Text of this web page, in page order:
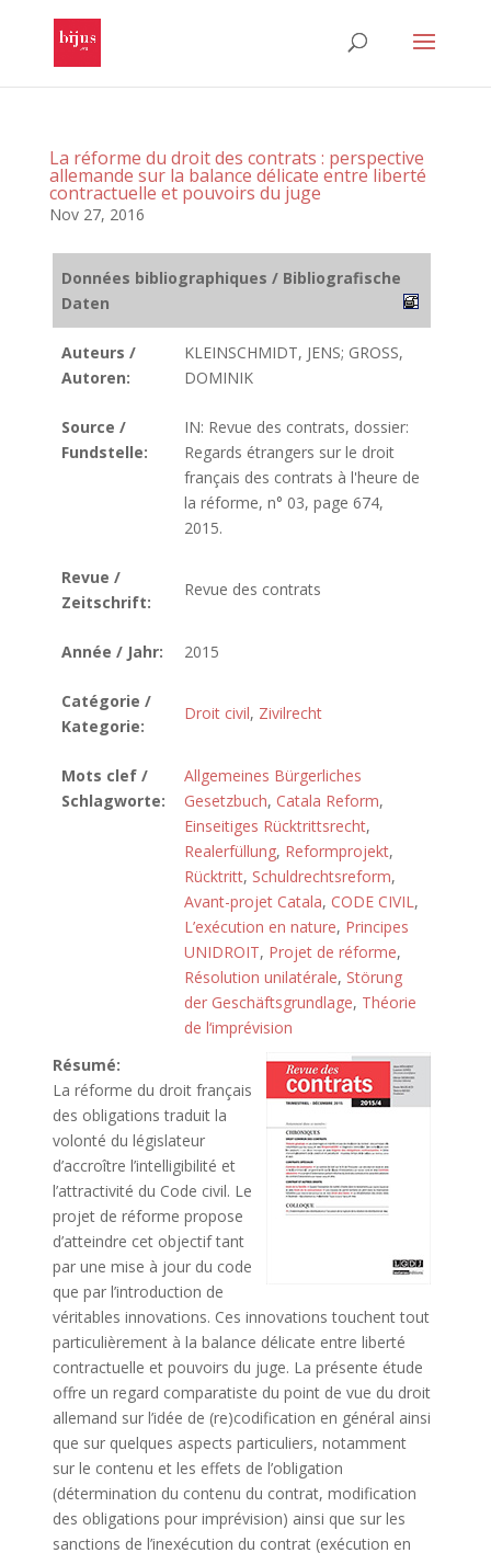
La réforme du droit des contrats : perspective
allemande sur la balance délicate entre liberté
contractuelle et pouvoirs du juge
Nov 27, 2016
Données bibliographiques / Bibliografische
Daten
Auteurs /
Autoren:
KLEINSCHMIDT, JENS; GROSS,
DOMINIK
Source /
Fundstelle:
IN: Revue des contrats, dossier:
Regards étrangers sur le droit
français des contrats à l'heure de
la réforme, n° 03, page 674,
2015.
Revue /
Zeitschrift:
Revue des contrats
Année / Jahr: 2015
Catégorie /
Kategorie:
Droit civil, Zivilrecht
Mots clef /
Schlagworte:
Allgemeines Bürgerliches
Gesetzbuch, Catala Reform,
Einseitiges Rücktrittsrecht,
Realerfüllung, Reformprojekt,
Rücktritt, Schuldrechtsreform,
Avant-projet Catala, CODE CIVIL,
L’exécution en nature, Principes
UNIDROIT, Projet de réforme,
Résolution unilatérale, Störung
der Geschäftsgrundlage, Théorie
de l‘imprévision
Résumé:
La réforme du droitfrançais
des obligations traduit la
volonté du législateur
d’accroître l’intelligibilité et
l’attractivité du Code civil. Le
projet de réforme propose
d’atteindre cet objectif tant
par une mise à jour du code
que par l’introduction de
véritables innovations. Ces innovations touchent tout
particulièrement à la balance délicate entre liberté
contractuelle et pouvoirs du juge. La présente étude
offre un regard comparatiste du point de vue du droit
allemand sur l’idée de (re)codification en général ainsi
que sur quelques aspects particuliers, notamment
sur le contenu et les effets de l’obligation
(détermination du contenu du contrat, modification
des obligations pour imprévision) ainsi que sur les
sanctions de l’inexécution du contrat (exécution en